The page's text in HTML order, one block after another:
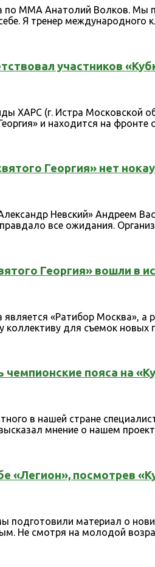
по ММА Анатолий Волков.
Я тренер международного
участников
ХАРС (г. Истра Московской
и находится на фронте
Георгия» нет
Невский» Андреем
все ожидания.
Георгия» вошли в
«Ратибор Москва»,
для съемок новых
пояса на
в нашей стране
мнение о нашем
«Легион», посмотрев
материал о
Не смотря на молодой